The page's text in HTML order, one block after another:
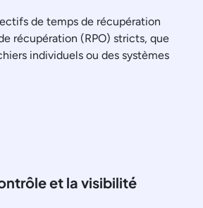
de temps de récupération
récupération (RPO) stricts, que
individuels ou des systèmes
et la visibilité